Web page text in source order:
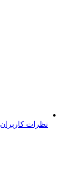
نظرات کاربران